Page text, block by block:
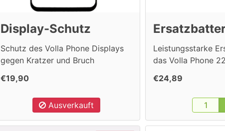
Display-Schutz
Schutz des Volla Phone Displays
gegen Kratzer und Bruch
€19,90
Ausverkauft
Leistungsstarke
das Volla Phone 22
€24,89